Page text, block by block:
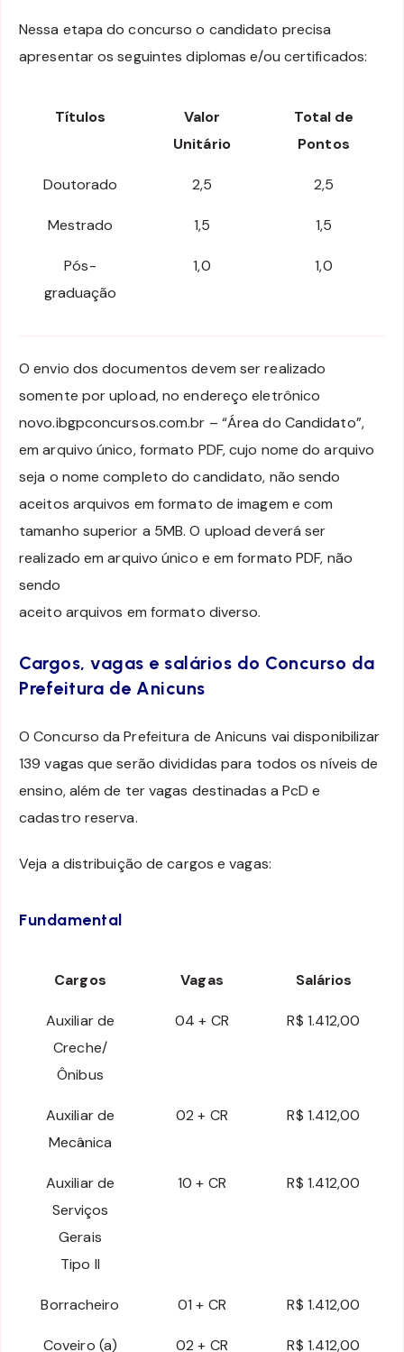
Nessa etapa do concurso o candidato precisa
apresentar os seguintes diplomas e/ou certificados:
Títulos
Valor
Unitário
Total de
Pontos
Doutorado 2,5 2,5
Mestrado 1,5 1,5
Pós-
graduação
1,0 1,0
O envio dos documentos devem ser realizado
somente por upload, no endereço eletrônico
novo.ibgpconcursos.com.br – “Área do Candidato”,
em arquivo único, formato PDF, cujo nome do arquivo
seja o nome completo do candidato, não sendo
aceitos arquivos em formato de imagem e com
tamanho superior a 5MB. O upload deverá ser
realizado em arquivo único e em formato PDF, não
sendo
aceito arquivos em formato diverso.
Cargos, vagas e salários do Concurso da
Prefeitura de Anicuns
O Concurso da Prefeitura de Anicuns vai disponibilizar
139 vagas que serão divididas para todos os níveis de
ensino, além de ter vagas destinadas a PcD e
cadastro reserva.
Veja a distribuição de cargos e vagas:
Fundamental
Cargos Vagas Salários
Auxiliar de
Creche/
Ônibus
04 + CR R$ 1.412,00
Auxiliar de
Mecânica
02 + CR R$ 1.412,00
Auxiliar de
Serviços
Gerais
Tipo II
10 + CR R$ 1.412,00
Borracheiro 01 + CR R$ 1.412,00
Coveiro (a) 02 + CR R$ 1.412,00